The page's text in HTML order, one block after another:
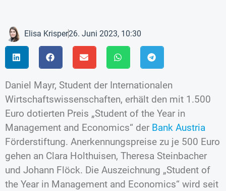
Elisa Krisper26. Juni 2023, 10:30
Daniel Mayr, Student der Internationalen
Wirtschaftswissenschaften, erhält den mit 1.500
Euro dotierten Preis „Student of the Year in
Management and Economics“ der Bank Austria
Förderstiftung. Anerkennungspreise zu je 500 Euro
gehen an Clara Holthuisen, Theresa Steinbacher
und Johann Flöck. Die Auszeichnung „Student of
the Year in Management and Economics“ wird seit